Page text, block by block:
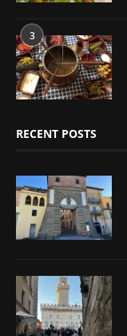
3
RECENT POSTS